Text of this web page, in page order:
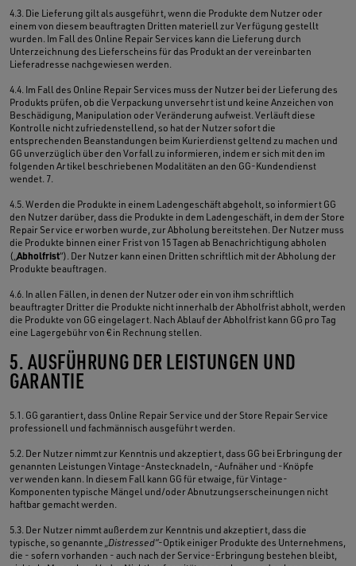
4.3. Die Lieferung gilt als ausgeführt, wenn die Produkte dem Nutzer oder
einem von diesem beauftragten Dritten materiell zur Verfügung gestellt
wurden. Im Fall des Online Repair Services kann die Lieferung durch
Unterzeichnung des Lieferscheins für das Produkt an der vereinbarten
Lieferadresse nachgewiesen werden.
4.4. Im Fall des Online Repair Services muss der Nutzer bei der Lieferung des
Produkts prüfen, ob die Verpackung unversehrt ist und keine Anzeichen von
Beschädigung, Manipulation oder Veränderung aufweist. Verläuft diese
Kontrolle nicht zufriedenstellend, so hat der Nutzer sofort die
entsprechenden Beanstandungen beim Kurierdienst geltend zu machen und
GG unverzüglich über den Vorfall zu informieren, indem er sich mit den im
folgenden Artikel beschriebenen Modalitäten an den GG-Kundendienst
wendet. 7.
4.5. Werden die Produkte in einem Ladengeschäft abgeholt, so informiert GG
den Nutzer darüber, dass die Produkte in dem Ladengeschäft, in dem der Store
Repair Service erworben wurde, zur Abholung bereitstehen. Der Nutzer muss
die Produkte binnen einer Frist von 15 Tagen ab Benachrichtigung abholen
(„Abholfrist“). Der Nutzer kann einen Dritten schriftlich mit der Abholung der
Produkte beauftragen.
4.6. In allen Fällen, in denen der Nutzer oder ein von ihm schriftlich
beauftragter Dritter die Produkte nicht innerhalb der Abholfrist abholt, werden
die Produkte von GG eingelagert. Nach Ablauf der Abholfrist kann GG pro Tag
eine Lagergebühr von € in Rechnung stellen.
5. AUSFÜHRUNG DER LEISTUNGEN UND
GARANTIE
5.1. GG garantiert, dass Online Repair Service und der Store Repair Service
professionell und fachmännisch ausgeführt werden.
5.2. Der Nutzer nimmt zur Kenntnis und akzeptiert, dass GG bei Erbringung der
genannten Leistungen Vintage-Anstecknadeln, -Aufnäher und -Knöpfe
verwenden kann. In diesem Fall kann GG für etwaige, für Vintage-
Komponenten typische Mängel und/oder Abnutzungserscheinungen nicht
haftbar gemacht werden.
5.3. Der Nutzer nimmt außerdem zur Kenntnis und akzeptiert, dass die
typische, so genannte „Distressed“-Optik einiger Produkte des Unternehmens,
die - sofern vorhanden - auch nach der Service-Erbringung bestehen bleibt,